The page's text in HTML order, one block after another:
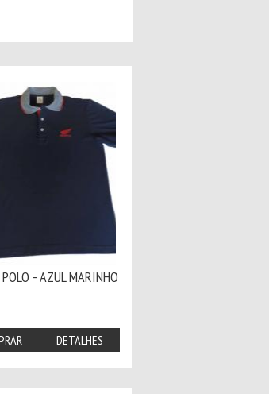
- AZUL MARINHO
DETALHES